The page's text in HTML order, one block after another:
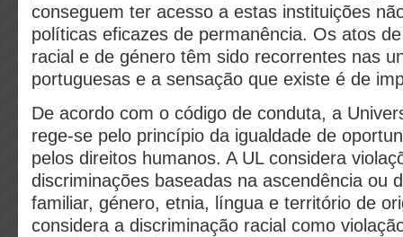
conseguem ter acesso a estas instituições
políticas eficazes de permanência. Os atos
racial e de género têm sido recorrentes nas
portuguesas e a sensação que existe é de
De acordo com o código de conduta, a
rege-se pelo princípio da igualdade de
pelos direitos humanos. A UL considera
discriminações baseadas na ascendência ou
familiar, género, etnia, língua e território de
considera a discriminação racial como